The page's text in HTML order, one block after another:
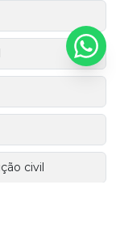
civil